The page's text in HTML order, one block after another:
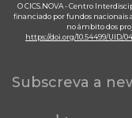
O CICS.NOVA - Centro
financiado por fundos nacionais
no âmbito dos
https://doi.org/10.54499/UID/
Subscreva a